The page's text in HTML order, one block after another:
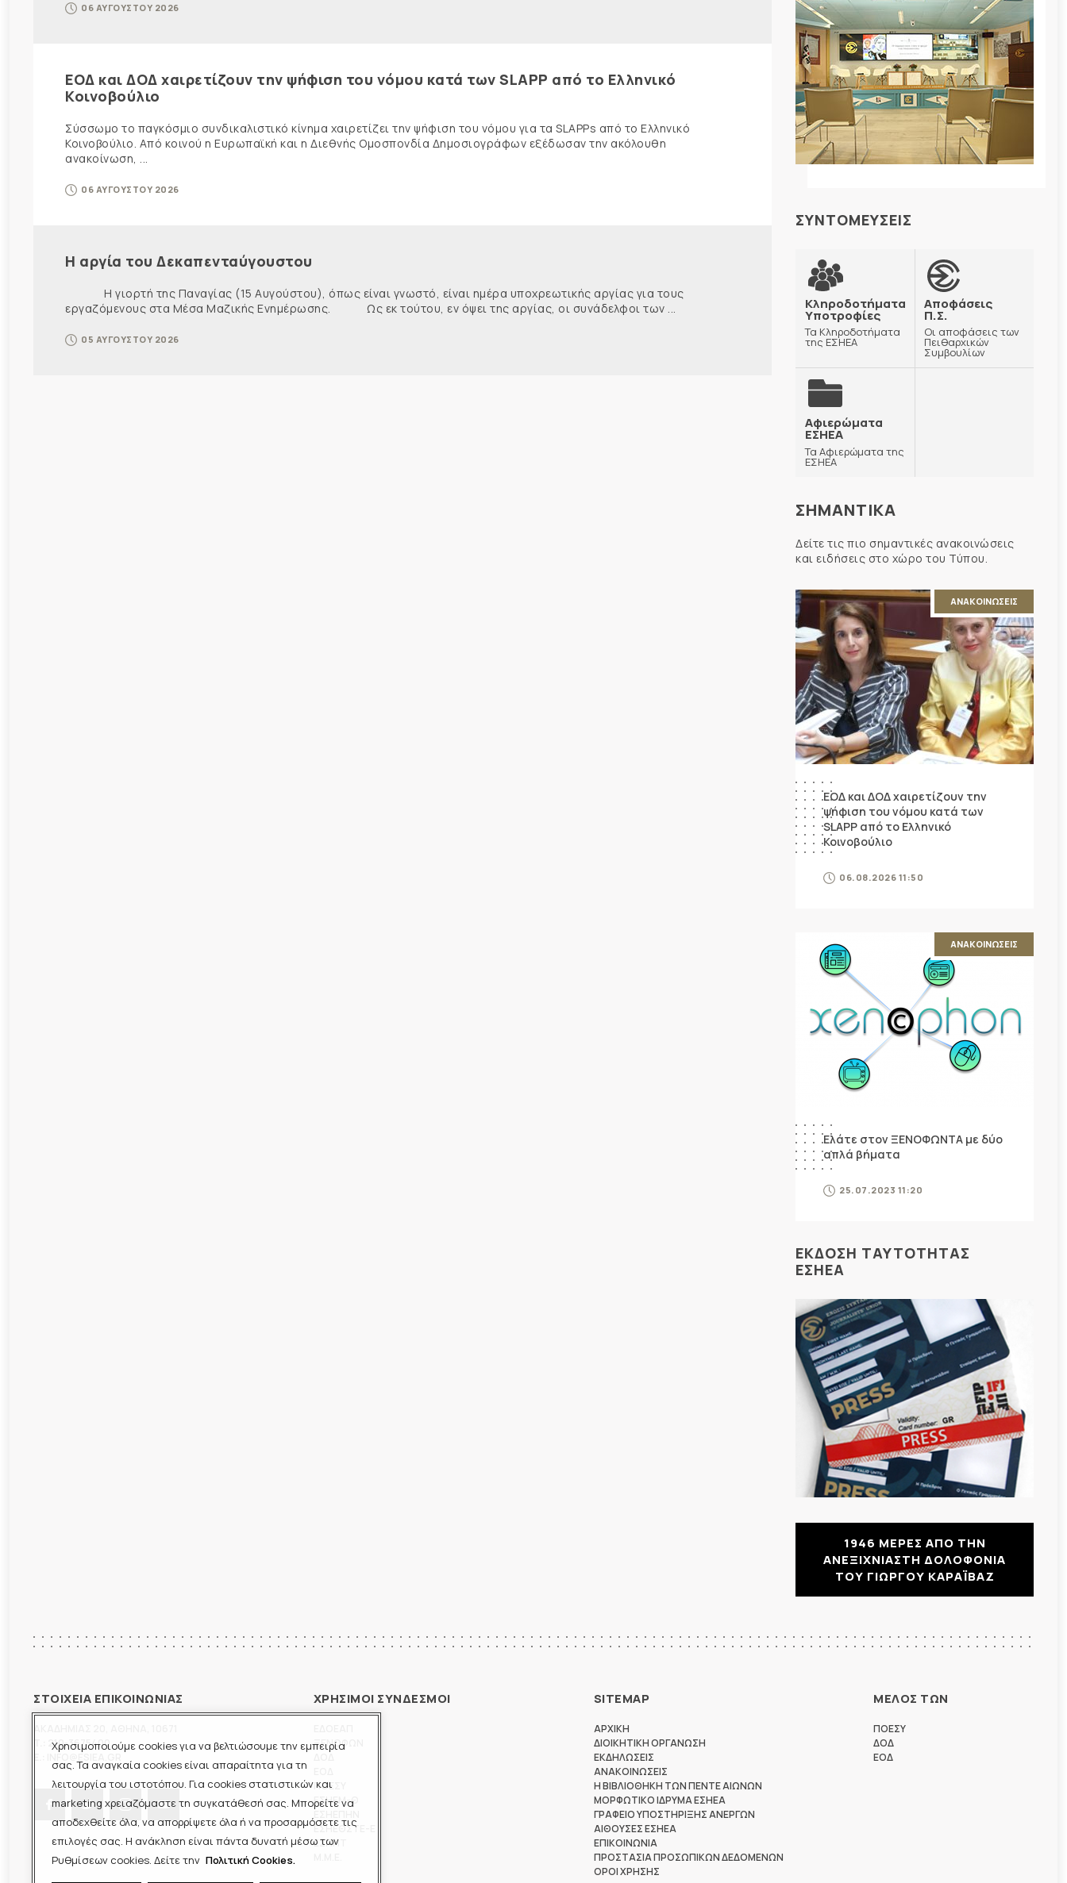
Χρησιμοποιούμε cookies για να βελτιώσουμε την εμπειρία
σας. Τα αναγκαία cookies είναι απαραίτητα για τη
λειτουργία του ιστοτόπου. Για cookies στατιστικών και
marketing χρειαζόμαστε τη συγκατάθεσή σας. Μπορείτε να
αποδεχθείτε όλα, να απορρίψετε όλα ή να προσαρμόσετε τις
επιλογές σας. Η ανάκληση είναι πάντα δυνατή μέσω των
Ρυθμίσεων cookies. Δείτε την Πολιτική Cookies.
06 ΑΥΓΟΥΣΤΟΥ 2026
ΕΟΔ και ΔΟΔ χαιρετίζουν την ψήφιση του νόμου κατά των SLAPP από το Ελληνικό
Κοινοβούλιο
Σύσσωμο το παγκόσμιο συνδικαλιστικό κίνημα χαιρετίζει την ψήφιση του νόμου για τα SLAPPs από το Ελληνικό
Κοινοβούλιο. Από κοινού η Ευρωπαϊκή και η Διεθνής Ομοσπονδία Δημοσιογράφων εξέδωσαν την ακόλουθη
ανακοίνωση, ...
06 ΑΥΓΟΥΣΤΟΥ 2026
Η αργία του Δεκαπενταύγουστου
Η γιορτή της Παναγίας (15 Αυγούστου), όπως είναι γνωστό, είναι ημέρα υποχρεωτικής αργίας για τους
εργαζόμενους στα Μέσα Μαζικής Ενημέρωσης. Ως εκ τούτου, εν όψει της αργίας, οι συνάδελφοι των ...
05 ΑΥΓΟΥΣΤΟΥ 2026
ΣΥΝΤΟΜΕΥΣΕΙΣ
Κληροδοτήματα
Υποτροφίες
Τα Κληροδοτήματα
της ΕΣΗΕΑ
Αποφάσεις
Π.Σ.
Οι αποφάσεις των
Πειθαρχικών
Συμβουλίων
Αφιερώματα
ΕΣΗΕΑ
Τα Αφιερώματα της
ΕΣΗΕΑ
ΣΗΜΑΝΤΙΚΑ
Δείτε τις πιο σημαντικές ανακοινώσεις
και ειδήσεις στο χώρο του Τύπου.
ΑΝΑΚΟΙΝΩΣΕΙΣ
ΕΟΔ και ΔΟΔ χαιρετίζουν την
ψήφιση του νόμου κατά των
SLAPP από το Ελληνικό
Κοινοβούλιο
06.08.2026 11:50
ΑΝΑΚΟΙΝΩΣΕΙΣ
Ελάτε στον ΞΕΝΟΦΩΝΤΑ με δύο
απλά βήματα
25.07.2023 11:20
ΕΚΔΟΣΗ ΤΑΥΤΟΤΗΤΑΣ
ΕΣΗΕΑ
1946 ΜΕΡΕΣ ΑΠΟ ΤΗΝ
ΑΝΕΞΙΧΝΙΑΣΤΗ ΔΟΛΟΦΟΝΙΑ
ΤΟΥ ΓΙΩΡΓΟΥ ΚΑΡΑΪΒΑΖ
ΣΤΟΙΧΕΙΑ ΕΠΙΚΟΙΝΩΝΙΑΣ
210-3675400
ΧΡΗΣΙΜΟΙ ΣΥΝΔΕΣΜΟΙ
ΞΕΝΟΦΩΝ
ΠΟΕΣΥ
ΕΣΗΕΜ-Θ
ΕΣΗΕΘΣΤΕ-Ε
ΕΣΠΗΤ
SITEMAP
ΑΡΧΙΚΗ
ΔΙΟΙΚΗΤΙΚΗ ΟΡΓΑΝΩΣΗ
ΕΚΔΗΛΩΣΕΙΣ
ΑΝΑΚΟΙΝΩΣΕΙΣ
Η ΒΙΒΛΙΟΘΗΚΗ ΤΩΝ ΠΕΝΤΕ ΑΙΩΝΩΝ
ΜΟΡΦΩΤΙΚΟ ΙΔΡΥΜΑ ΕΣΗΕΑ
ΓΡΑΦΕΙΟ ΥΠΟΣΤΗΡΙΞΗΣ ΑΝΕΡΓΩΝ
ΑΙΘΟΥΣΕΣ ΕΣΗΕΑ
ΕΠΙΚΟΙΝΩΝΙΑ
ΠΡΟΣΤΑΣΙΑ ΠΡΟΣΩΠΙΚΩΝ ΔΕΔΟΜΕΝΩΝ
ΟΡΟΙ ΧΡΗΣΗΣ
ΜΕΛΟΣ ΤΩΝ
ΠΟΕΣΥ
ΔΟΔ
ΕΟΔ